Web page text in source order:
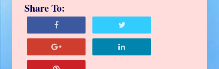
Share To: